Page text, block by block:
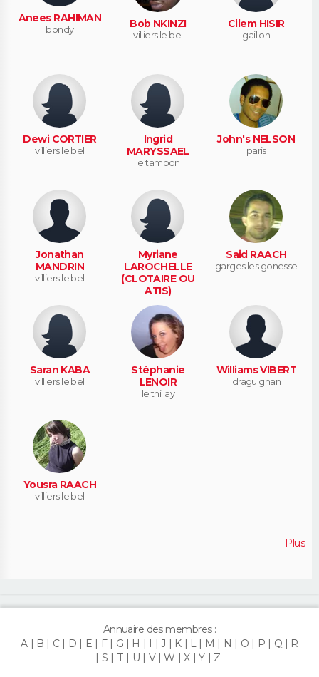
Anees RAHIMAN
bondy Bob NKINZI
villiers le bel
Cilem HISIR
gaillon
Dewi CORTIER
villiers le bel
Ingrid
MARYSSAEL
le tampon
John's NELSON
paris
Jonathan
MANDRIN
villiers le bel
Myriane
LAROCHELLE
(CLOTAIRE OU
ATIS)
Said RAACH
garges les gonesse
Saran KABA
villiers le bel
Stéphanie
LENOIR
le thillay
Williams VIBERT
draguignan
Yousra RAACH
villiers le bel
Plus
Annuaire des membres :
A
B C D E F G H I J K L M N O P Q
R
S
T U V W X Y Z